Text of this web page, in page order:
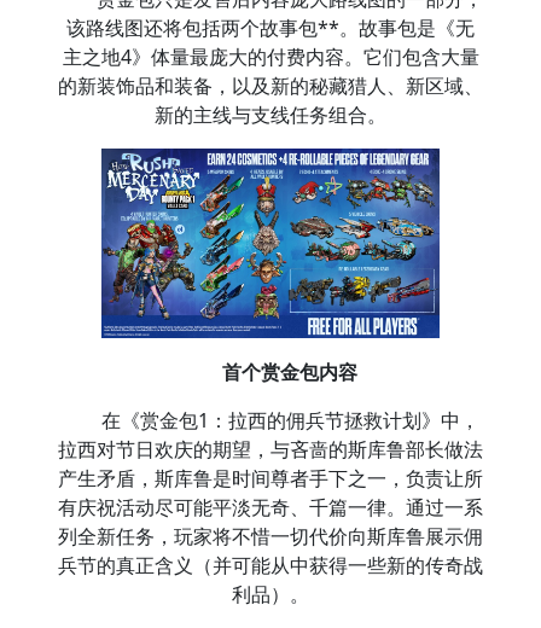
该路线图还将包括两个故事包**。故事包是《无
主之地4》体量最庞大的付费内容。它们包含大量
的新装饰品和装备，以及新的秘藏猎人、新区域、
新的主线与支线任务组合。
首个赏金包内容
在《赏金包1：拉西的佣兵节拯救计划》中，
拉西对节日欢庆的期望，与吝啬的斯库鲁部长做法
产生矛盾，斯库鲁是时间尊者手下之一，负责让所
有庆祝活动尽可能平淡无奇、千篇一律。通过一系
列全新任务，玩家将不惜一切代价向斯库鲁展示佣
兵节的真正含义（并可能从中获得一些新的传奇战
利品）。